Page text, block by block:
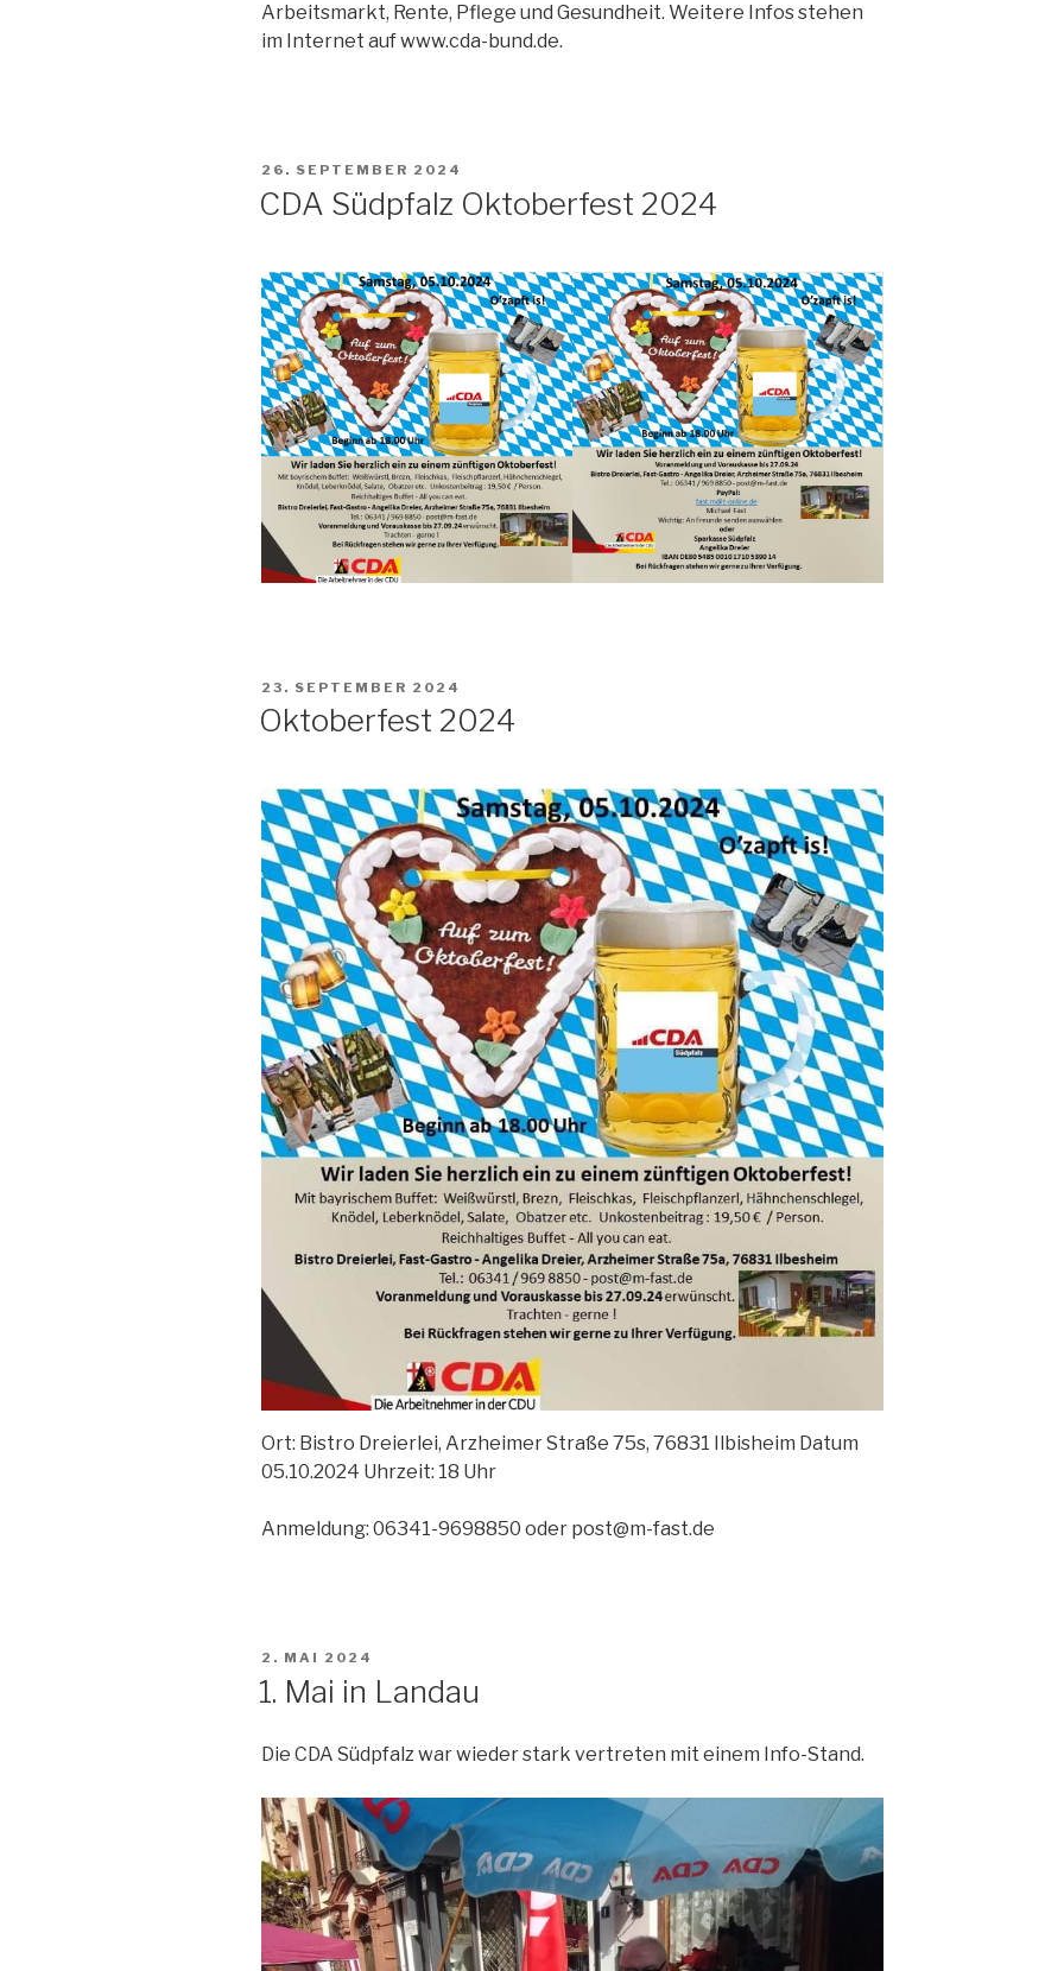
Arbeitsmarkt, Rente, Pflege und Gesundheit. Weitere Infos stehen
im Internet auf www.cda-bund.de.
VERÖFFENTLICHT
26. SEPTEMBER 2024
CDA Südpfalz Oktoberfest 2024
VERÖFFENTLICHT
23. SEPTEMBER 2024
Oktoberfest 2024
Ort: Bistro Dreierlei, Arzheimer Straße 75s, 76831 Ilbisheim Datum
05.10.2024 Uhrzeit: 18 Uhr
Anmeldung: 06341-9698850 oder post@m-fast.de
VERÖFFENTLICHT
2. MAI 2024
1. Mai in Landau
Die CDA Südpfalz war wieder stark vertreten mit einem Info-Stand.